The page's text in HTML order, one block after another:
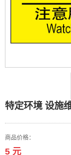
特定环境 设施
商品价格：
5 元